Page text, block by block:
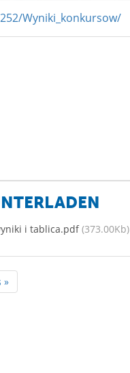
Wyniki_konkursow/
i tablica.pdf(373.00Kb)
»